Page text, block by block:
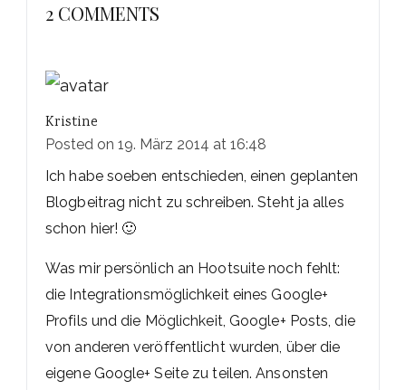
2 COMMENTS
Kristine
Posted on 19. März 2014 at 16:48
Ich habe soeben entschieden, einen geplanten
Blogbeitrag nicht zu schreiben. Steht ja alles
schon hier! 🙂
Was mir persönlich an Hootsuite noch fehlt:
die Integrationsmöglichkeit eines Google+
Profils und die Möglichkeit, Google+ Posts, die
von anderen veröffentlicht wurden, über die
eigene Google+ Seite zu teilen. Ansonsten